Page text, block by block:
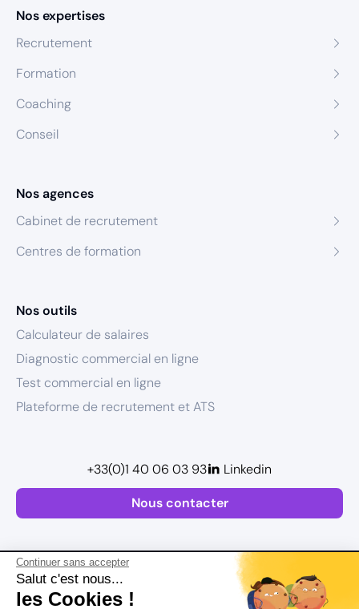
Continuer sans accepter
Salut c'est nous...
les Cookies !
Nos expertises
Recrutement
Formation
Coaching
Conseil
Nos agences
Cabinet de recrutement
Centres de formation
Nos outils
Calculateur de salaires
Diagnostic commercial en ligne
Test commercial en ligne
Plateforme de recrutement et ATS
Nous contacter
+33(0)1 40 06 03 93 Linkedin